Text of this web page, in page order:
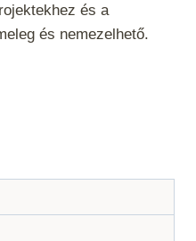
és a
és nemezelhető.